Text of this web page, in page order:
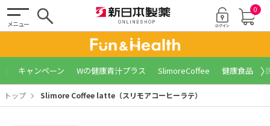
メニュー
0
キャンペーン Wの健康青汁プラス SlimoreCoffee 健康食品 〉
トップ Slimore Coffee latte（スリモアコーヒーラテ）